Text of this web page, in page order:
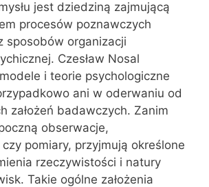
jest dziedziną zajmującą
procesów poznawczych
sposobów organizacji
Czesław Nosal
i teorie psychologiczne
ani w oderwaniu od
założeń badawczych. Zanim
obserwacje,
pomiary, przyjmują określone
rzeczywistości i natury
Takie ogólne założenia